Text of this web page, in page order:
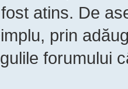
atins. De
prin
forumului